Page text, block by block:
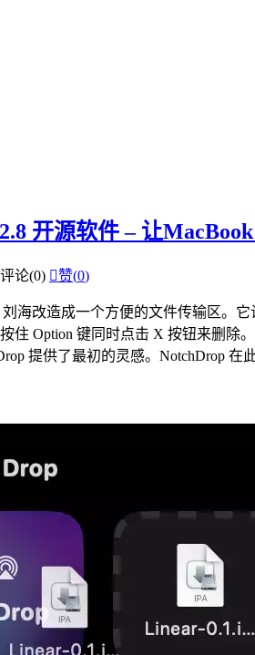
开源软件 – 让
评论(0) 赞(0)
刘海改造成一个方便的文件传输区。
住 Option 键同时点击 X 按钮来删除
提供了最初的灵感。NotchDrop